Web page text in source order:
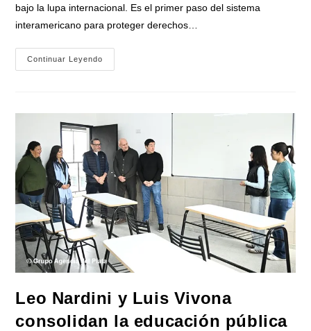
bajo la lupa internacional. Es el primer paso del sistema
interamericano para proteger derechos…
Continuar Leyendo
FreSU
La
CIDH
Para
Que
De
Explicaciones
Sobre
La
Reforma
Laboral
Y
La
Represión
Leo Nardini y Luis Vivona
consolidan la educación pública